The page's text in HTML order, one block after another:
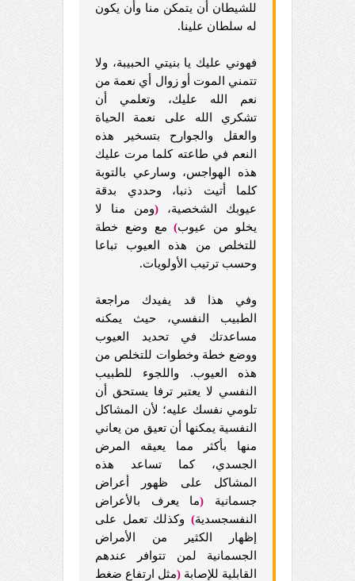
للشيطان أن يتمكن منا وأن يكون
له سلطان علينا.
فهوني عليك يا بنيتي الحبيبة، ولا
تتمني الموت أو زوال أي نعمة من
نعم الله عليك، وتعلمي أن
تشكري الله على نعمة الحياة
والعقل والجوارح بتسخير هذه
النعم في طاعته كلما مرت عليك
هذه الهواجس، وسارعي بالتوبة
كلما أتيت ذنبا، وحددي بدقة
عيوبك الشخصية،
(ومن منا لا
يخلو من عيوب) مع وضع خطة
للتخلص من هذه العيوب تباعا
وحسب ترتيب الأولويات.
وفي هذا قد يفيدك مراجعة
الطبيب النفسي، حيث يمكنه
مساعدتك في تحديد العيوب
ووضع خطة وخطوات للتخلص من
هذه العيوب. واللجوء للطبيب
النفسي لا يعتبر ترفا يستحق أن
تلومي نفسك عليه؛ لأن المشاكل
النفسية يمكنها أن تعيق من يعاني
منها بأكثر مما يعيقه المرض
الجسدي، كما تساعد هذه
المشاكل على ظهور أعراض
جسمانية
(ما يعرف بالأعراض
النفسجسدية) وكذلك تعمل على
إظهار الكثير من الأمراض
الجسمانية لمن تتوافر عندهم
القابلية للإصابة (مثل ارتفاع ضغط